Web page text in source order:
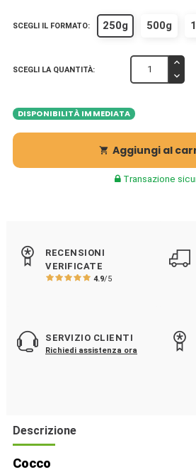
SCEGLI IL FORMATO: 250g 500g
SCEGLI LA QUANTITÀ:
DISPONIBILITÀ IMMEDIATA
 Aggiungi al
Transazione
RECENSIONI
VERIFICATE
4.9/5
SERVIZIO CLIENTI
Richiedi assistenza ora
Descrizione
Cocco